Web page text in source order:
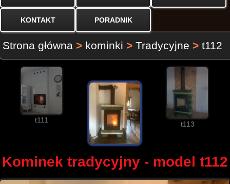
KONTAKT PORADNIK
Strona główna > kominki > Tradycyjne > t112
t111 t113
Kominek tradycyjny - model t112